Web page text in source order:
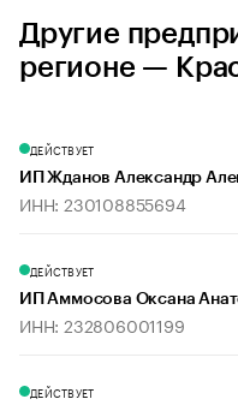
Другие
регионе —
ДЕЙСТВУЕТ
ИП Жданов Александр
ИНН: 230108855694
ДЕЙСТВУЕТ
ИП Аммосова Оксана
ИНН: 232806001199
ДЕЙСТВУЕТ